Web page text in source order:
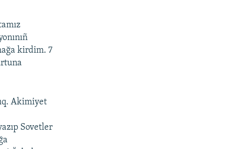
kirdim. 7
Akimiyet
Sovetler